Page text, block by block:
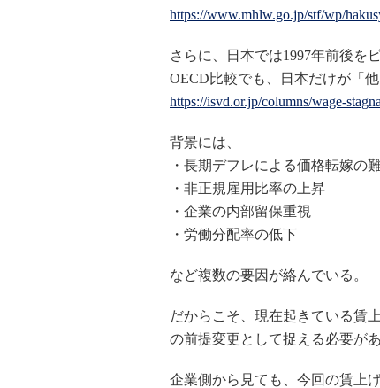
https://www.mhlw.go.jp/stf/wp/
さらに、日本では1997年前後を
OECD比較でも、日本だけが「
https://isvd.or.jp/columns/wage-
背景には、
・長期デフレによる価格転嫁の
・非正規雇用比率の上昇
・企業の内部留保重視
・労働分配率の低下
など複数の要因が絡んでいる。
だからこそ、現在起きている賃
の前提変更として捉える必要があ
企業側から見ても、今回の賃上